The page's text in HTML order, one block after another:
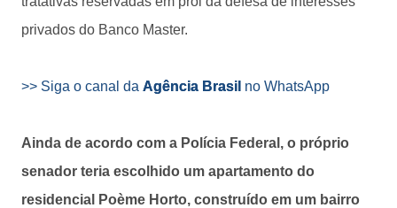
privados do Banco Master.
>> Siga o canal da Agência Brasil no WhatsApp
Ainda de acordo com a Polícia Federal, o próprio
senador teria escolhido um apartamento do
residencial Poème Horto, construído em um bairro